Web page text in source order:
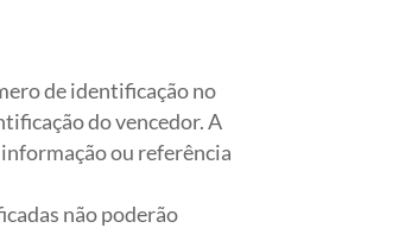
de identificação no
do vencedor. A
ou referência
não poderão